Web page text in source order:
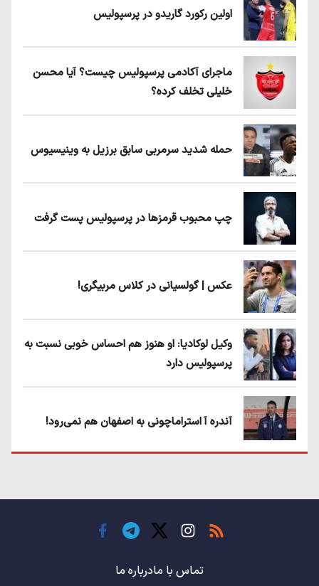
اولین رکورد گاریدو در پرسپولیس
ماجرای آکادمی پرسپولیس چیست؟ آیا محسن
خلیلی تخلف کرده؟
حمله شدید سرمربی سابق برزیل به وینیسیوس
چپ محبوب قرمزها در پرسپولیس پست گرفت
عکس | گولسیانی در کلاس مربیگری!
وکیل لوکادیا: او هنوز هم احساس خوبی نسبت به
پرسپولیس دارد
آندره آ استراماچونی به اصفهان هم نمی‌رود!
حسن روی هوا!
باشگاه های جهان
تماس با مادرباره ما